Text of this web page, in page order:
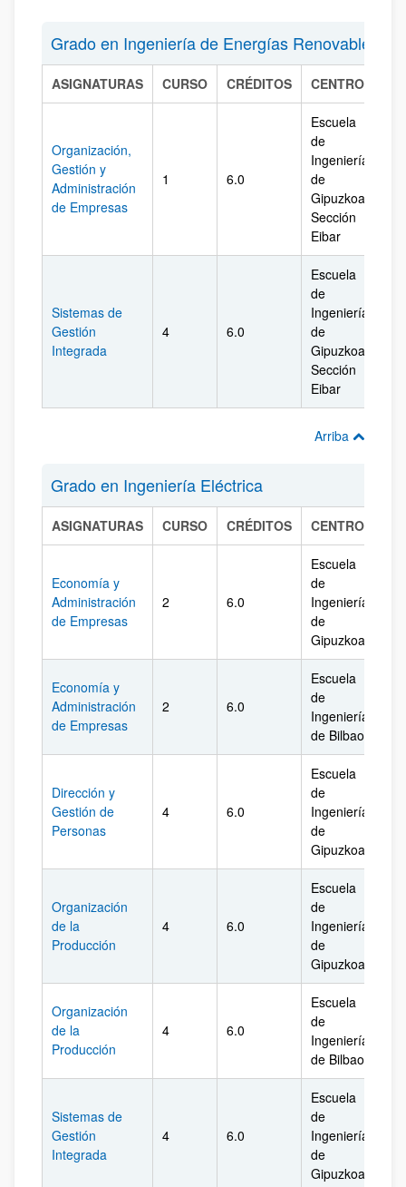
Grado en Ingeniería de Energías Renovables
ASIGNATURAS CURSO CRÉDITOS CENTRO
Organización,
Gestión y
Administración
de Empresas
1 6.0
Escuela
de
Ingeniería
de
Gipuzkoa.
Sección
Eibar
Sistemas de
Gestión
Integrada
4 6.0
Escuela
de
Ingeniería
de
Gipuzkoa.
Sección
Eibar
Arriba
Grado en Ingeniería Eléctrica
ASIGNATURAS CURSO CRÉDITOS CENTRO
Economía y
Administración
de Empresas
2 6.0
Escuela
de
Ingeniería
de
Gipuzkoa
Economía y
Administración
de Empresas
2 6.0
Escuela
de
Ingeniería
de Bilbao
Dirección y
Gestión de
Personas
4 6.0
Escuela
de
Ingeniería
de
Gipuzkoa
Organización
de la
Producción
4 6.0
Escuela
de
Ingeniería
de
Gipuzkoa
Organización
de la
Producción
4 6.0
Escuela
de
Ingeniería
de Bilbao
Sistemas de
Gestión
Integrada
4 6.0
Escuela
de
Ingeniería
de
Gipuzkoa